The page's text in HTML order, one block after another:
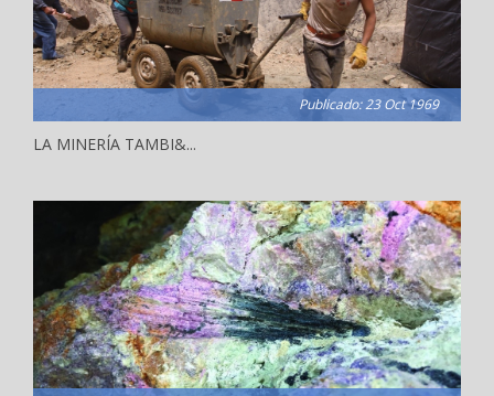
Publicado: 23 Oct 1969
LA MINERÍA TAMBI&...